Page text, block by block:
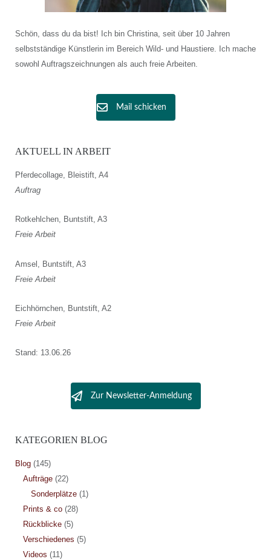
Schön, dass du da bist! Ich bin Christina, seit über 10 Jahren
selbstständige Künstlerin im Bereich Wild- und Haustiere. Ich mache
sowohl Auftragszeichnungen als auch freie Arbeiten.
Mail schicken
AKTUELL IN ARBEIT
Pferdecollage, Bleistift, A4
Auftrag
Rotkehlchen, Buntstift, A3
Freie Arbeit
Amsel, Buntstift, A3
Freie Arbeit
Eichhörnchen, Buntstift, A2
Freie Arbeit
Stand: 13.06.26
Zur Newsletter-Anmeldung
KATEGORIEN BLOG
Blog(145)
Aufträge(22)
Sonderplätze(1)
Prints & co(28)
Rückblicke(5)
Verschiedenes (5)
Videos (11)